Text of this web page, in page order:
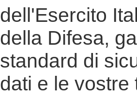
dell'Esercito
della Difesa,
standard di
dati e le vostre